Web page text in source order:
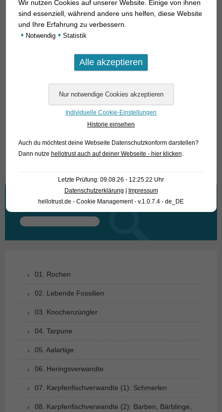
Futter stellt Wertheimeria maculatanicht, aber es versteht
sich von selbst, dass man sie in möglichst großen Aquarien
mit gut gepflegtem Wasser hält und mit hochwertigem Futter
(ideal ist Muschelfleisch, aber es wird so ziemlich jedes
häßlichen kleinen Entlein rasch einen stolzen Schwan
Für unsere Kunden: die Tiere haben Code 299053 auf
unserer Stockliste. Bitte beachten Sie, dass wir
ausschließlich den Großhandel beliefern.
Text & Photos: Frank Schäfer
Wonach suchen Sie?
Suchen
01. Rochen
02. Lebende Fossilien
03. Knochenzüngler
04. Tarpune
05. Aalartige
06. Heringsverwandte
07. Karpfenfischverwandte (1): Schmerlen
08. Karpfenfischverwandte (2): Barben, Bärblinge,
Wir nutzen Cookies auf unserer Website. Einige von ihnen
sind essenziell, während andere uns helfen, diese Website
und Ihre Erfahrung zu verbessern.
• Notwendig • Statistik
Individuelle Cookie-Einstellungen
Historie einsehen
Auch du möchtest deine Webseite Datenschutzkonform darstellen?
Dann nutze hellotrust auch auf deiner Webseite - hier klicken.
Letzte Prüfung: 09.08.26 - 12:25:22 Uhr
Datenschutzerklärung
Impressum
hellotrust.de - Cookie Management - v.1.0.7.4 - de_DE